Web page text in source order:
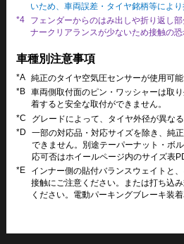
いため、車両誤差・タイヤ銘柄等により
*4
フェンダーからのはみ出しや折り返し
ナークリアランスが少ないため接触の恐
車種別注意事項
*A 純正のタイヤ空気圧センサーが使用可能
*B 車両側取付面のピン・ワッシャーは取
着すると安全な取付ができません。
*C
グレードによって、タイヤ外径が異なる
*D
一部の対応品・対応サイズを除き、純
できません。別途テーパーナット・ボ
応可否はホイールページ内のサイズ表
*E
インナー側の貼付バランスウェイトと
接触にご注意ください。または打ち込
ください。電動パーキングブレーキ装